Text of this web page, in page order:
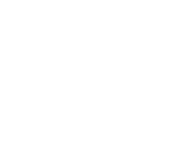
★☆★
ク